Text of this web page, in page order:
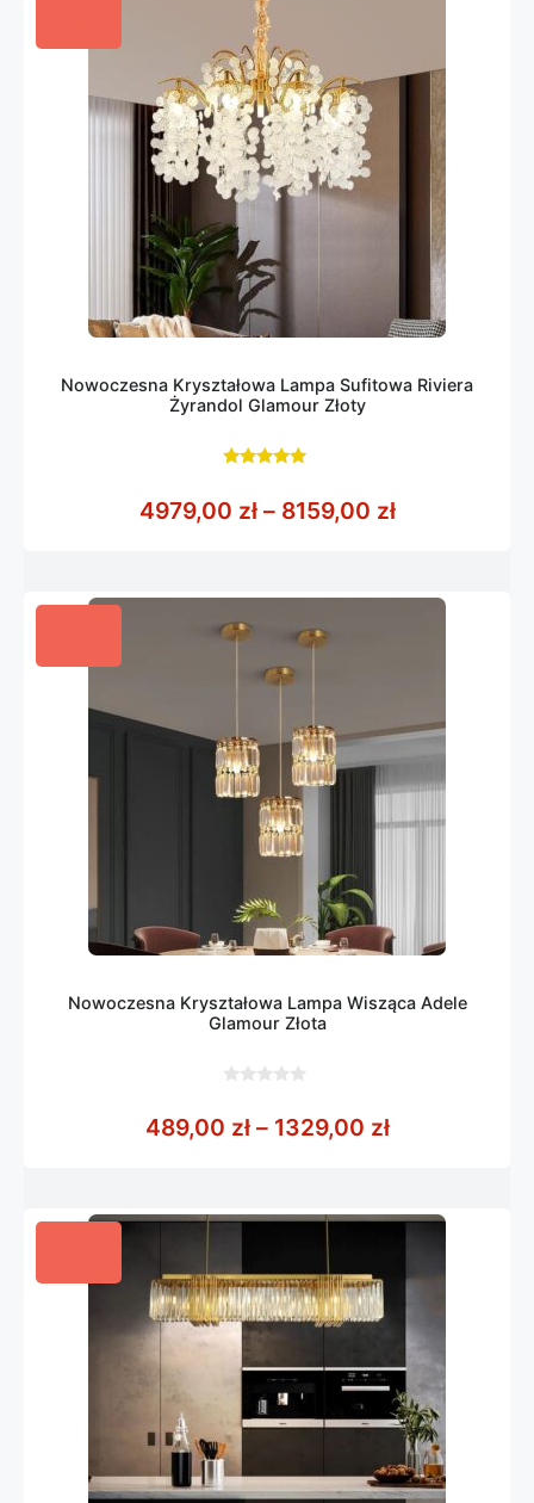
Nowoczesna Kryształowa Lampa Sufitowa Riviera
Żyrandol Glamour Złoty
4979,00 zł – 8159,00 złZakres cen:
Nowoczesna Kryształowa Lampa Wisząca Adele
Glamour Złota
5
489,00 zł – 1329,00 złZakres cen: